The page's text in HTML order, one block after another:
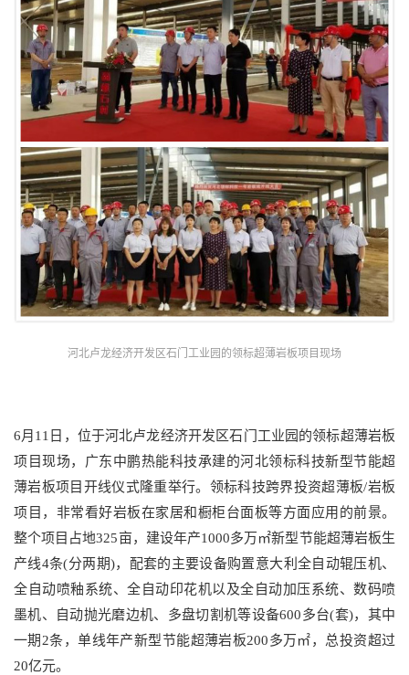
河北卢龙经济开发区石门工业园的领标超薄岩板项目现场
6月11日，位于河北卢龙经济开发区石门工业园的领标超薄岩板
项目现场，广东中鹏热能科技承建的河北领标科技新型节能超
薄岩板项目开线仪式隆重举行。领标科技跨界投资超薄板/岩板
项目，非常看好岩板在家居和橱柜台面板等方面应用的前景。
整个项目占地325亩，建设年产1000多万㎡新型节能超薄岩板生
产线4条(分两期)，配套的主要设备购置意大利全自动辊压机、
全自动喷釉系统、全自动印花机以及全自动加压系统、数码喷
墨机、自动抛光磨边机、多盘切割机等设备600多台(套)，其中
一期2条，单线年产新型节能超薄岩板200多万㎡，总投资超过
20亿元。